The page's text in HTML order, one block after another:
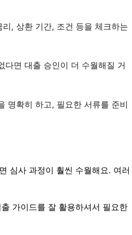
, 상환 기간, 조건 등을 체크하는
다면 대출 승인이 더 수월해질 거
명확히 하고, 필요한 서류를 준비
심사 과정이 훨씬 수월해요. 여러
가이드를 잘 활용하셔서 필요한